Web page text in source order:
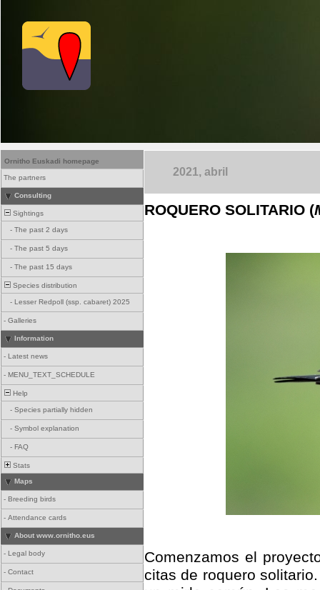
Ornitho Euskadi homepage
The partners
Consulting
Sightings
- The past 2 days
- The past 5 days
- The past 15 days
Species distribution
- Lesser Redpoll (ssp. cabaret) 2025
- Galleries
Information
- Latest news
- MENU_TEXT_SCHEDULE
Help
- Species partially hidden
- Symbol explanation
- FAQ
Stats
Maps
- Breeding birds
- Attendance cards
About www.ornitho.eus
- Legal body
- Contact
2021, abril
ROQUERO SOLITARIO (
Comenzamos el
citas de roquero